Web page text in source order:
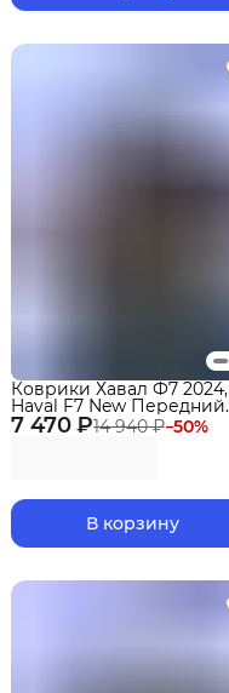
7 470 ₽14 940 ₽−50%
Коврики Хавал Ф7 2024,
Haval F7 New Передний
привод 2 поколение
(2024-) в cалон
В корзину